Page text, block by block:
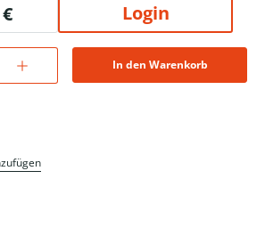
Login
In den Warenkorb